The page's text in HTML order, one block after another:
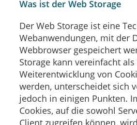
Was ist der Web Storage
Der Web Storage ist eine
Webanwendungen, mit der
Webbrowser gespeichert
Storage kann vereinfacht
Weiterentwicklung von
werden, unterscheidet sich
jedoch in einigen Punkten.
Cookies, auf die sowohl
Client zugreifen können,